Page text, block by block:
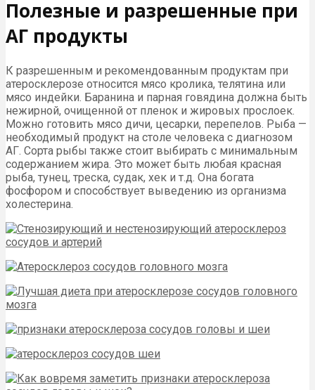
Полезные и разрешенные при
АГ продукты
К разрешенным и рекомендованным продуктам при
атеросклерозе относится мясо кролика, телятина или
мясо индейки. Баранина и парная говядина должна быть
нежирной, очищенной от пленок и жировых прослоек.
Можно готовить мясо дичи, цесарки, перепелов. Рыба —
необходимый продукт на столе человека с диагнозом
АГ. Сорта рыбы также стоит выбирать с минимальным
содержанием жира. Это может быть любая красная
рыба, тунец, треска, судак, хек и т.д. Она богата
фосфором и способствует выведению из организма
холестерина.